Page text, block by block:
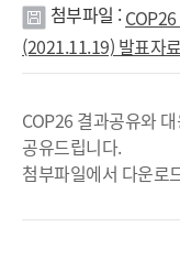
첨
부
일
첨부파일 :
(2021.11.19) 발표자
COP26 결과공유와
공유드립니다.
첨부파일에서 다운로